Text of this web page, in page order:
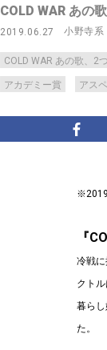
COLD WAR あの
2019.06.27 小野寺系
COLD WAR あの歌、2
アカデミー賞 アス
※2019
『
冷戦
クト
暮ら
た。